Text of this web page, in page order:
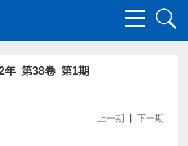
年 第38卷 第1期
上一期 下一期